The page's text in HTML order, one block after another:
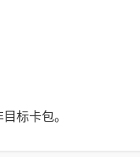
标卡包。